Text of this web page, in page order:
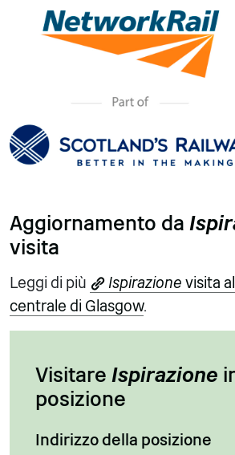
Aggiornamento da
visita
Leggi di più Ispirazione visita
centrale di Glasgow.
Visitare Ispirazione
posizione
Indirizzo della posizione